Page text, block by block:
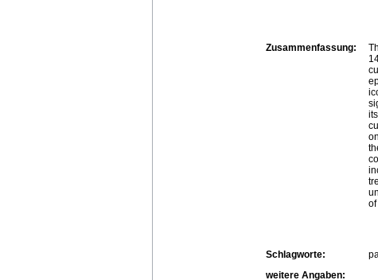
Zusammenfassung:
its
on
of
Schlagworte:
weitere Angaben: